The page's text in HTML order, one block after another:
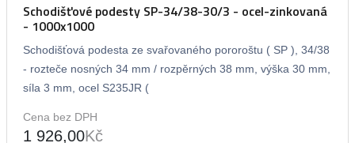
Schodišťové podesty SP-34/38-30/3 - ocel-zinkovaná
- 1000x1000
Schodišťová podesta ze svařovaného pororoštu ( SP ), 34/38
- rozteče nosných 34 mm / rozpěrných 38 mm, výška 30 mm,
síla 3 mm, ocel S235JR (
Cena bez DPH
1 926,00Kč